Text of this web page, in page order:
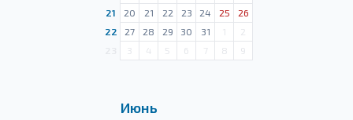
21
20 21 22 23 24 25
26
22
27 28 29 30 31 1
2
3 4 5 6 7 8 9
Июнь